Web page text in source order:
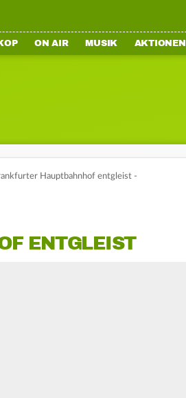
ON AIR MUSIK AKTIONEN
Hauptbahnhof entgleist -
ENTGLEIST